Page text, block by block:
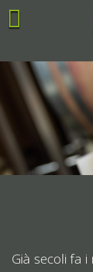
Già secoli fa